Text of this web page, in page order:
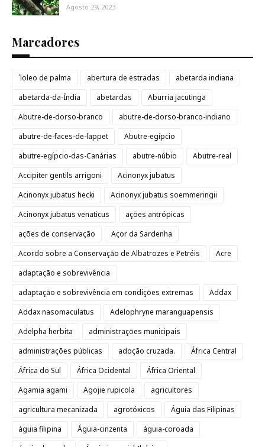
Agosto 29, 2023
Marcadores
´loleo de palma abertura de estradas
abetarda indiana
abetarda-da-Índia
abetardas
Aburria jacutinga
Abutre-de-dorso-branco
abutre-de-dorso-branco-indiano
abutre-de-faces-de-lappet
Abutre-egípcio
abutre-egípcio-das-Canárias
abutre-núbio
Abutre-real
Accipiter gentils arrigoni
Acinonyx jubatus
Acinonyx jubatus hecki
Acinonyx jubatus soemmeringii
Acinonyx jubatus venaticus
ações antrópicas
ações de conservação
Açor da Sardenha
Acordo sobre a Conservação de Albatrozes e Petréis
Acre
adaptação e sobrevivência
adaptação e sobrevivência em condições extremas
Addax
Addax nasomaculatus
Adelophryne maranguapensis
Adelpha herbita
administrações municipais
administrações públicas
adoção cruzada.
África Central
África do Sul
África Ocidental
África Oriental
Agamia agami
Agojie rupicola
agricultores
agricultura mecanizada
agrotóxicos
Águia das Filipinas
águia filipina
Águia-cinzenta
águia-coroada